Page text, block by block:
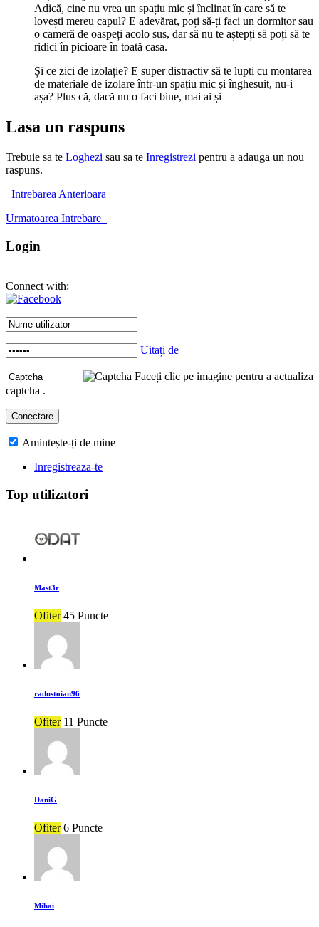
Adică, cine nu vrea un spațiu mic și înclinat în care să te
lovești mereu capul? E adevărat, poți să-ți faci un dormitor sau
o cameră de oaspeți acolo sus, dar să nu te aștepți să poți să te
ridici în picioare în toată casa.
Și ce zici de izolație? E super distractiv să te lupti cu montarea
de materiale de izolare într-un spațiu mic și înghesuit, nu-i
așa? Plus că, dacă nu o faci bine, mai ai și
Lasa un raspuns
Trebuie sa te Loghezi sau sa te Inregistrezi pentru a adauga un nou
raspuns.
Intrebarea Anterioara
Urmatoarea Intrebare
Login
Connect with:
Uitați de
Faceți clic pe imagine pentru a actualiza
captcha .
Amintește-ți de mine
Inregistreaza-te
Top utilizatori
Mast3r
Ofiter 45 Puncte
radustoian96
Ofiter 11 Puncte
DaniG
Ofiter 6 Puncte
Mihai